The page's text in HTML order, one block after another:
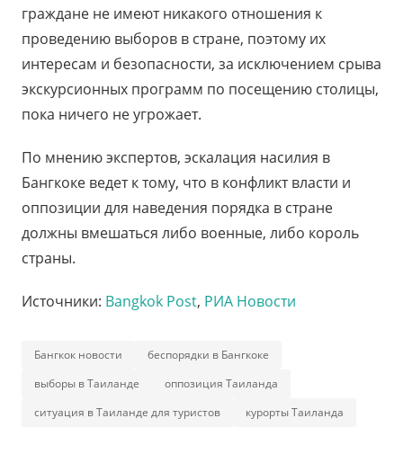
граждане не имеют никакого отношения к
проведению выборов в стране, поэтому их
интересам и безопасности, за исключением срыва
экскурсионных программ по посещению столицы,
пока ничего не угрожает.
По мнению экспертов, эскалация насилия в
Бангкоке ведет к тому, что в конфликт власти и
оппозиции для наведения порядка в стране
должны вмешаться либо военные, либо король
страны.
Источники: Bangkok Post, РИА Новости
Бангкок новости
беспорядки в Бангкоке
выборы в Таиланде
оппозиция Таиланда
ситуация в Таиланде для туристов
курорты Таиланда